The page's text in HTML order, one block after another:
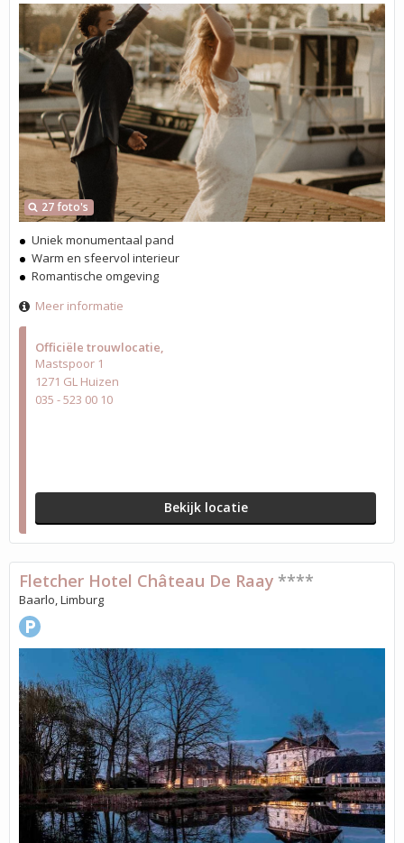
Officiële trouwlocatie
Mastspoor 1
1271 GL Huizen
035 - 523 00 10
Bekijk locatie
27 foto's
Uniek monumentaal pand
Warm en sfeervol interieur
Romantische omgeving
Meer informatie
Fletcher Hotel Château De Raay ****
Baarlo, Limburg